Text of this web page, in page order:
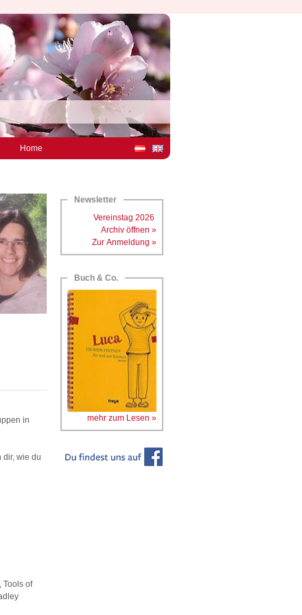
Home
in
wie du
Tools of
Newsletter
Vereinstag 2026
Archiv öffnen »
Zur Anmeldung »
Buch & Co.
mehr zum Lesen »